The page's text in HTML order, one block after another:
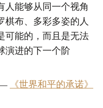
人能够从同一个视角
棋布、多彩多姿的人
可能的，而且是无法
演进的下一个阶
《世界和平的承诺》